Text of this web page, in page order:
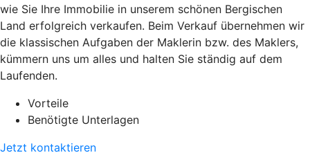
wie Sie Ihre Immobilie in unserem schönen Bergischen
Land erfolgreich verkaufen. Beim Verkauf übernehmen wir
die klassischen Aufgaben der Maklerin bzw. des Maklers,
kümmern uns um alles und halten Sie ständig auf dem
Laufenden.
Vorteile
Benötigte Unterlagen
Jetzt kontaktieren